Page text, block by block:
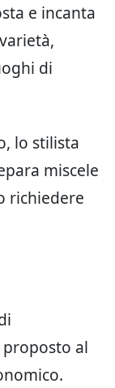
e incanta
di
lo stilista
miscele
richiedere
proposto al